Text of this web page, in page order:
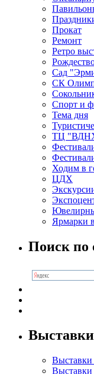
Прокат
Ремонт
Ретро
Сад
СК
Спорт и
Тема дня
ТЦ
Ходим в
ЦДХ
Ярмарки
Поиск по